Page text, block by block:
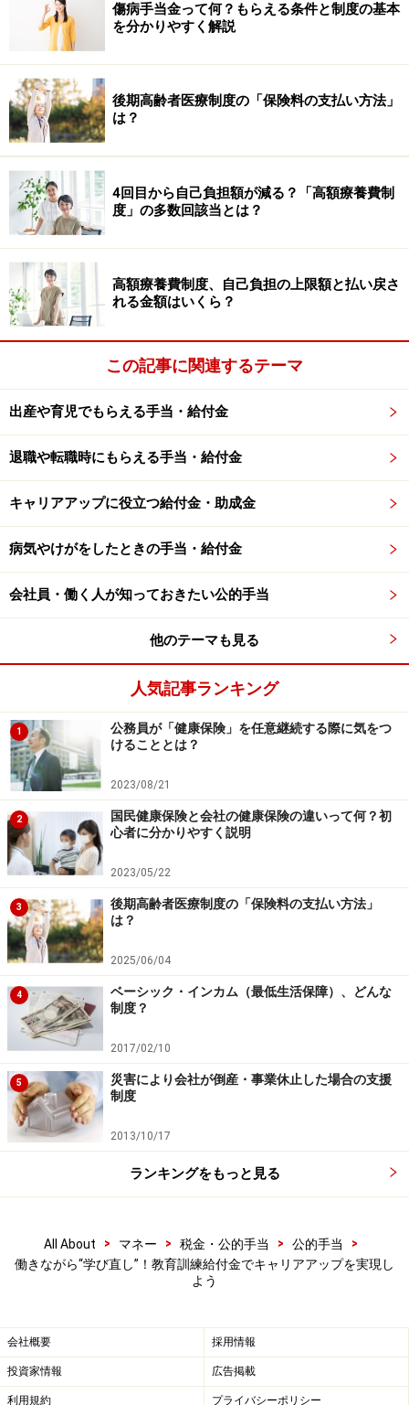
厚生労働省が認めた対象講座を修了すると、受講費用の
20％（上限10万円）が戻ってきます。例えば、パソコン
スキルやさまざまな国家資格の取得など、仕事に役立つ
学びが対象となります。
一般教育訓練の指定講座は、2025年4月1日時点では
「2664講座」
●特定一般教育訓練
再就職やキャリアアップを目指す人向けの制度で、受講
費用の最大40％（上限20万円）が支給されます。
さらに、資格を取得し、修了後1年以内に再就職した場
50％（上限25万円）まで支給されます。ただし、追加支
給については、2024年10月以降に始まる講座からが対象
特定一般教育訓練の指定講座は、2025年4月1日時点で
「1016講座」あります。
●専門実践教育訓練
講費用の50％（年間上限40万円）が6カ月ごとに支給さ
さらに、資格を取り、修了後1年以内に再就職すれば、
（上限56万円）まで支給されます。
ここまでの要件を満たし、さらに再就職後に賃金が5％
以上、上がれば既に支給を受けた70％分の給付額との差
額が最大80％（上限64万円）まで追加でもらえます。た
だし、追加支給については、2024年10月以降に始まる講
座からが対象です。
また、失業状態の人が、初めて専門実践教育訓練（通信
制や夜間制以外）を受ける場合、受講を始める時点で45
歳未満などの条件を満たしていれば、「教育訓練支援給
付金」という別のサポートも受けられます。
専門実践教育訓練の指定講座は、2025年4月1日時点で
「3220講座」 あります。
なお、特定一般教育訓練や専門実践教育訓練を受ける場
合は、講座の受講開始2週間前までに、訓練前キャリア
コンサルティングを受けるなど、ハローワークにおいて
受給についての詳しい情報を知りたい方は、住所を管轄
現在、教育訓練給付の対象として厚生労働大臣の指定を
受けている講座は、教育訓練講座検索システムで検索で
傷病手当金って何？もらえる条件と制度の基本
を分かりやすく解説
後期高齢者医療制度の「保険料の支払い方法」
は？
4回目から自己負担額が減る？「高額療養費制
度」の多数回該当とは？
高額療養費制度、自己負担の上限額と払い戻さ
れる金額はいくら？
この記事に関連するテーマ
出産や育児でもらえる手当・給付金
退職や転職時にもらえる手当・給付金
キャリアアップに役立つ給付金・助成金
病気やけがをしたときの手当・給付金
会社員・働く人が知っておきたい公的手当
他のテーマも見る
人気記事ランキング
1
公務員が「健康保険」を任意継続する際に気をつ
けることとは？
2023/08/21
2
国民健康保険と会社の健康保険の違いって何？初
心者に分かりやすく説明
2023/05/22
3
後期高齢者医療制度の「保険料の支払い方法」
は？
2025/06/04
4
ベーシック・インカム（最低生活保障）、どんな
制度？
2017/02/10
5
災害により会社が倒産・事業休止した場合の支援
制度
2013/10/17
ランキングをもっと見る
All About > マネー > 税金・公的手当 > 公的手当
>
働きながら“学び直し”！教育訓練給付金でキャリアアップを実現し
よう
会社概要 採用情報
投資家情報 広告掲載
利用規約 プライバシーポリシー